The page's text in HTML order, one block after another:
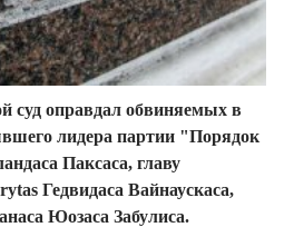
суд оправдал обвиняемых в
лидера партии "Порядок
Паксаса, главу
Гедвидаса Вайнаускаса,
Юозаса Забулиса.